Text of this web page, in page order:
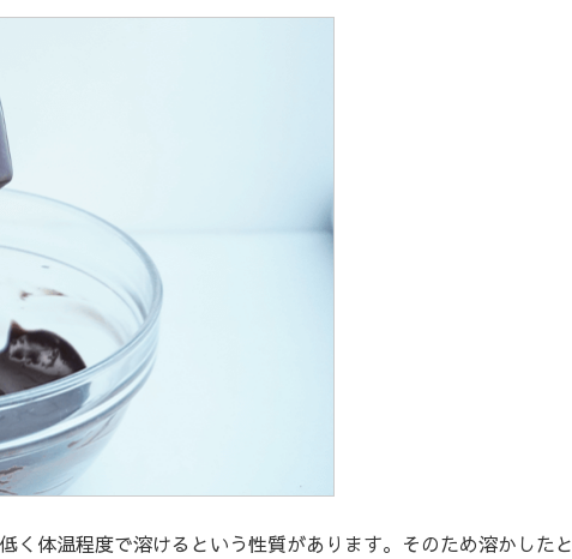
く体温程度で溶けるという性質があります。そのため溶かしたと